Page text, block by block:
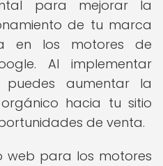
para mejorar la
de tu marca
en los motores de
Al implementar
puedes aumentar la
hacia tu sitio
de venta.
web para los motores